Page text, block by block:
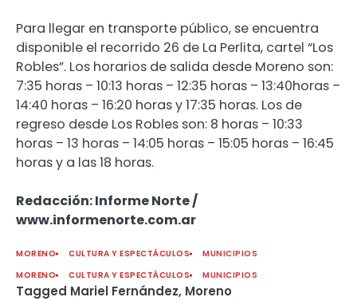
Para llegar en transporte público, se encuentra
disponible el recorrido 26 de La Perlita, cartel “Los
Robles”. Los horarios de salida desde Moreno son:
7:35 horas – 10:13 horas – 12:35 horas – 13:40horas –
14:40 horas – 16:20 horas y 17:35 horas. Los de
regreso desde Los Robles son: 8 horas – 10:33
horas – 13 horas – 14:05 horas – 15:05 horas – 16:45
horas y a las 18 horas.
Redacción: Informe Norte /
www.informenorte.com.ar
MORENO CULTURA Y ESPECTÁCULOS
MUNICIPIOS
MORENO
CULTURA Y ESPECTÁCULOS MUNICIPIOS
Tagged Mariel Fernández, Moreno